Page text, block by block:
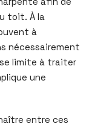
toit. À la
à
nécessairement
limite à traiter
une
entre ces